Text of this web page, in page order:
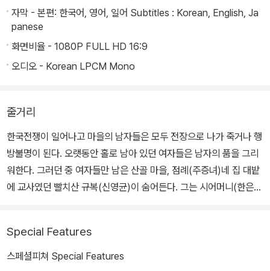
자막 - 본편: 한국어, 영어, 일어 Subtitles : Korean, English, Ja
panese
화면비율 - 1080P FULL HD 16:9
오디오 - Korean LPCM Mono
줄거리
한국전쟁이 일어나고 마을의 남자들은 모두 전장으로 나가 죽거나 행
방불명이 된다. 오랫동안 홀로 남아 있던 여자들은 남자의 품을 그리
워한다. 그러던 중 여자들만 남은 산골 마을, 점례(주증녀)네 집 대밭
에 교사였던 빨치산 규복(신영균)이 숨어든다. 그는 시어머니(한은
눈치 챈 다른 과부 사월(도금봉)이 그 사실을 알게 되고, 사월은 자신
의 욕망을 채우기 위해 밀고를 하겠다고 점례와 규복을 협박하여 규
Special Features
스페셜피쳐 Special Features